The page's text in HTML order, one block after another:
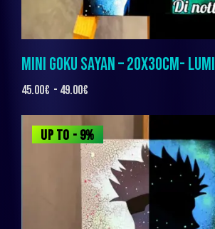
MINI GOKU SAYAN – 20X30CM- LUMI
45.00€ - 49.00€
UP TO - 9%